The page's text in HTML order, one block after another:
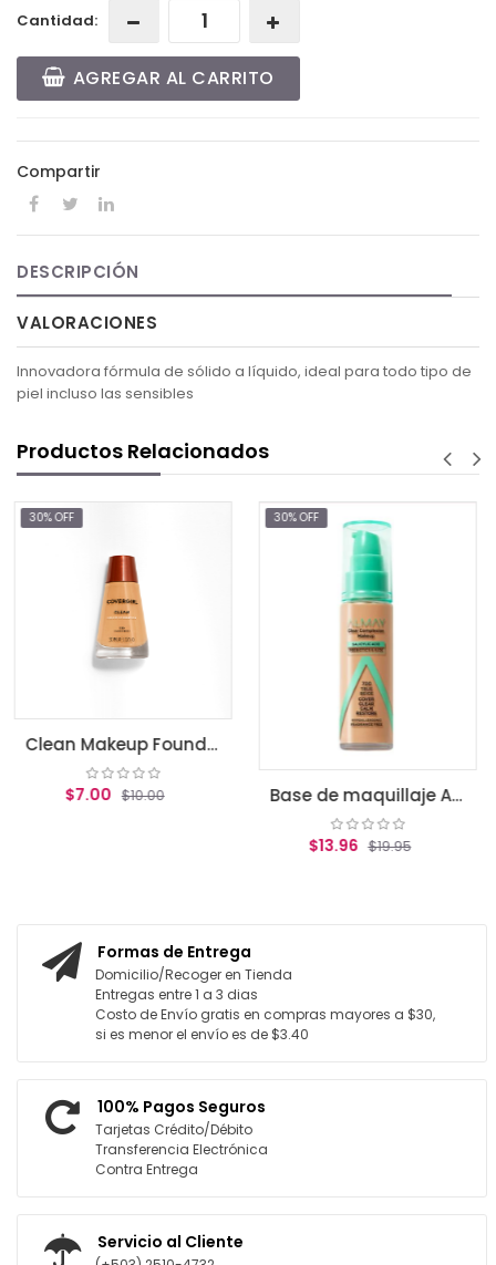
Cantidad:
AGREGAR AL CARRITO
Compartir
DESCRIPCIÓN
VALORACIONES
Innovadora fórmula de sólido a líquido, ideal para todo tipo de
piel incluso las sensibles
Productos Relacionados
Clean Makeup Foundation, Classic Beige
Base de maquillaje Almay Clear Complexion True beige
30% OFF
Formas de Entrega
Domicilio/Recoger en Tienda
Entregas entre 1 a 3 dias
Costo de Envío gratis en compras mayores a $30,
si es menor el envío es de $3.40
100% Pagos Seguros
Tarjetas Crédito/Débito
Transferencia Electrónica
Contra Entrega
Servicio al Cliente